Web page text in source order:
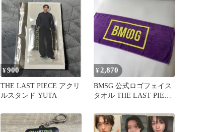
¥900
THE LAST PIECE アクリ
ルスタンド YUTA
¥2,870
BMSG 公式ロゴフェイス
タオル THE LAST PIECE